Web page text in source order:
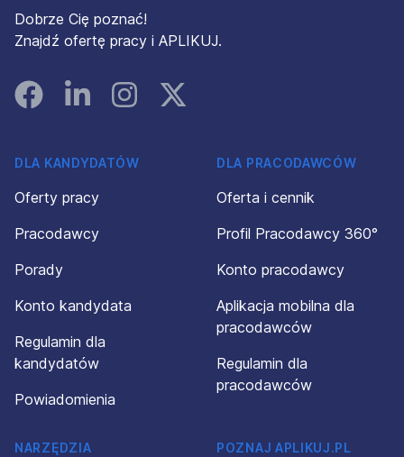
Dobrze Cię poznać!
Znajdź ofertę pracy i APLIKUJ.
FacebookLinked InInstagramInstagram
DLA KANDYDATÓW
Oferty pracy
Pracodawcy
Porady
Konto kandydata
Regulamin dla
kandydatów
Powiadomienia
DLA PRACODAWCÓW
Oferta i cennik
Profil Pracodawcy 360°
Konto pracodawcy
Aplikacja mobilna dla
pracodawców
Regulamin dla
pracodawców
NARZĘDZIA
POZNAJ APLIKUJ.PL